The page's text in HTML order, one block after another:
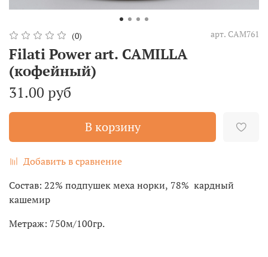
(0) арт. CAM761
Filati Power art. CAMILLA
(кофейный)
31.00 руб
В корзину
Добавить в сравнение
Состав: 22% подпушек меха норки, 78% кардный
кашемир
Метраж: 750м/100гр.